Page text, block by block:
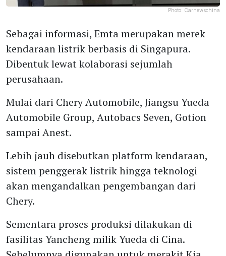
Photo: Carnewschina
Sebagai informasi, Emta merupakan merek
kendaraan listrik berbasis di Singapura.
Dibentuk lewat kolaborasi sejumlah
perusahaan.
Mulai dari Chery Automobile, Jiangsu Yueda
Automobile Group, Autobacs Seven, Gotion
sampai Anest.
Lebih jauh disebutkan platform kendaraan,
sistem penggerak listrik hingga teknologi
akan mengandalkan pengembangan dari
Chery.
Sementara proses produksi dilakukan di
fasilitas Yancheng milik Yueda di Cina.